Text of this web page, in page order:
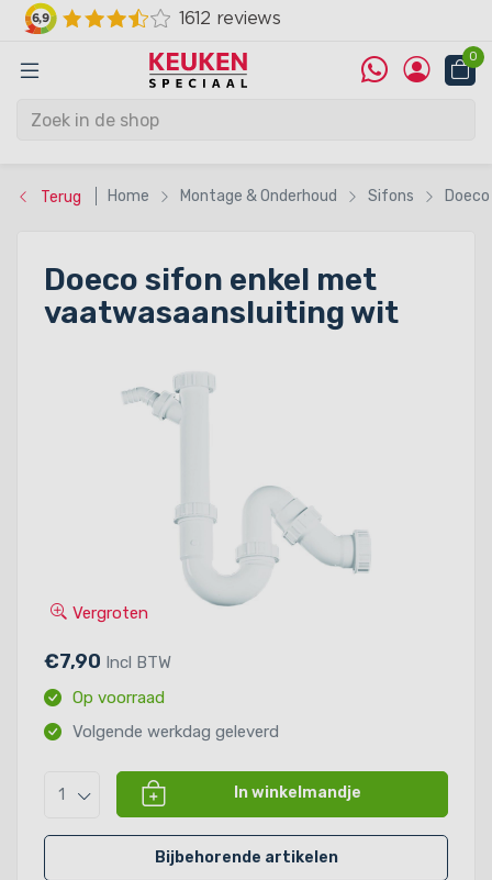
0
Terug Home Montage & Onderhoud Sifons
Doeco sifon enkel met
vaatwasaansluiting wit
Vergroten
€7,90 Incl BTW
Op voorraad
Volgende werkdag geleverd
1 In winkelmandje
Bijbehorende artikelen